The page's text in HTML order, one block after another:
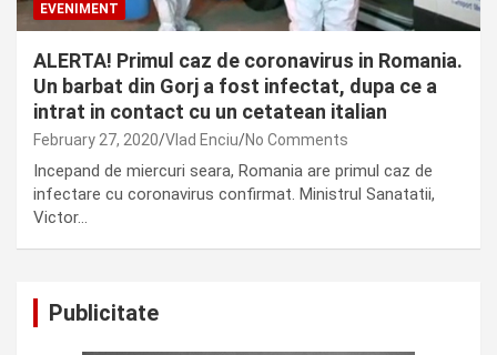
EVENIMENT
ALERTA! Primul caz de coronavirus in Romania.
Un barbat din Gorj a fost infectat, dupa ce a
intrat in contact cu un cetatean italian
February 27, 2020 Vlad Enciu No Comments
Incepand de miercuri seara, Romania are primul caz de
infectare cu coronavirus confirmat. Ministrul Sanatatii,
Victor…
Publicitate